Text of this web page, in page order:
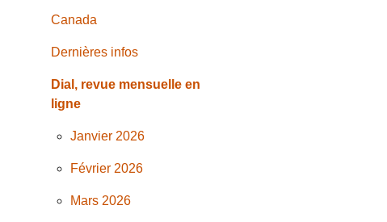
Canada
Dernières infos
Dial, revue mensuelle en
ligne
Janvier 2026
Février 2026
Mars 2026